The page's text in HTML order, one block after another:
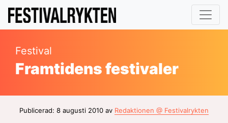
Festival
Framtidens festivaler
Publicerad: 8 augusti 2010 av Redaktionen @ Festivalrykten